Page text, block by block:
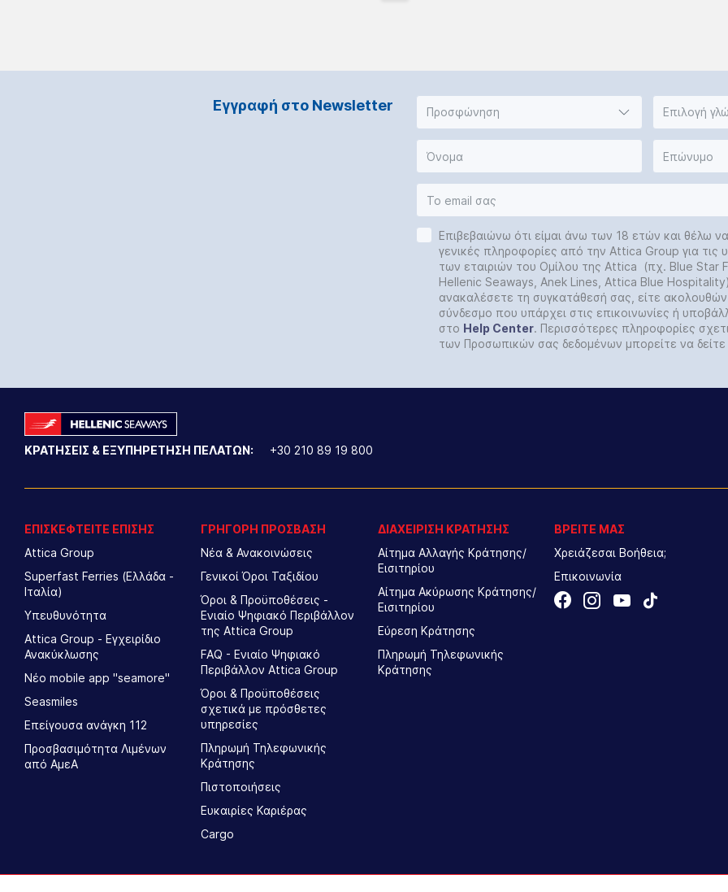
Εγγραφή στο Νewsletter Προσφώνηση Επιλογή
Επιβεβαιώνω ότι είμαι άνω των 18 ετών και θέλω
γενικές πληροφορίες από την Attica Group για τις
των εταιριών του Ομίλου της Attica (πχ. Blue Star
Hellenic Seaways, Anek Lines, Attica Blue
ανακαλέσετε τη συγκατάθεσή σας, είτε
σύνδεσμο που υπάρχει στις επικοινωνίες ή
στο Help Center. Περισσότερες πληροφορίες
των Προσωπικών σας δεδομένων μπορείτε να δείτε
ΚΡΑΤΗΣΕΙΣ & ΕΞΥΠΗΡΕΤΗΣΗ ΠΕΛΑΤΩΝ: +30 210 89 19 800
ΕΠΙΣΚΕΦΤΕΙΤΕ ΕΠΙΣΗΣ
Attica Group
Superfast Ferries (Ελλάδα -
Ιταλία)
Υπευθυνότητα
Attica Group - Εγχειρίδιο
Ανακύκλωσης
Νέο mobile app "seamore"
Seasmiles
Επείγουσα ανάγκη 112
Προσβασιμότητα Λιμένων
από ΑμεΑ
ΓΡΗΓΟΡΗ ΠΡΟΣΒΑΣΗ
Νέα & Ανακοινώσεις
Γενικοί Όροι Ταξιδίου
Όροι & Προϋποθέσεις -
Ενιαίο Ψηφιακό Περιβάλλον
της Attica Group
FAQ - Ενιαίο Ψηφιακό
Περιβάλλον Attica Group
Όροι & Προϋποθέσεις
σχετικά με πρόσθετες
υπηρεσίες
Πληρωμή Τηλεφωνικής
Κράτησης
Πιστοποιήσεις
Ευκαιρίες Καριέρας
Cargo
ΔΙΑΧΕΙΡΙΣΗ ΚΡΑΤΗΣΗΣ
Αίτημα Αλλαγής Κράτησης/
Εισιτηρίου
Αίτημα Ακύρωσης Κράτησης/
Εισιτηρίου
Εύρεση Κράτησης
Πληρωμή Τηλεφωνικής
Κράτησης
ΒΡΕΙΤΕ ΜΑΣ
Χρειάζεσαι Βοήθεια;
Επικοινωνία